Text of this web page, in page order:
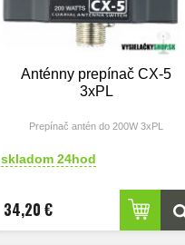
Anténny prepínač CX-5
3xPL
Prepínač antén do 200W 3xPL
skladom 24hod
34,20 €